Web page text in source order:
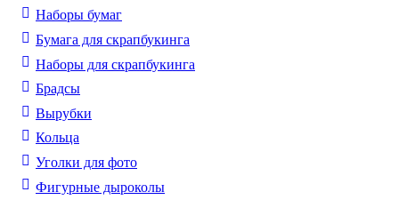
Наборы бумаг
Бумага для скрапбукинга
Наборы для скрапбукинга
Брадсы
Вырубки
Кольца
Уголки для фото
Фигурные дыроколы